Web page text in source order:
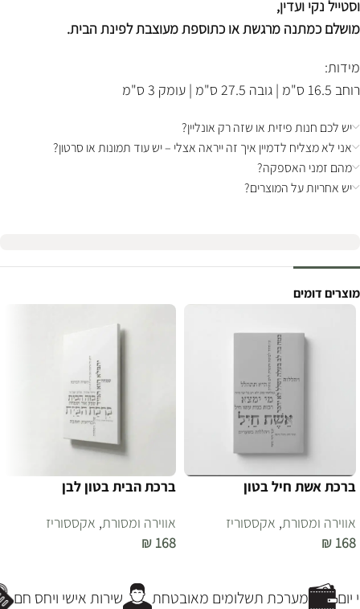
וסטייל נקי ועדין,
מושלם כמתנה מרגשת או כתוספת מעוצבת לפינת הבית.
מידות:
רוחב 16.5 ס"מ | גובה 27.5 ס"מ | עומק 3 ס"מ
יש לכם חנות פיזית או שזה רק אונליין?
אני לא מצליח לדמיין איך זה ייראה אצלי – יש עוד תמונות או סרטון?
מהם זמני האספקה?
יש אחריות על המוצרים?
מוצרים דומים
ברכת אשת חיל בטון
אווירה ומסורת, אקססוריז
₪ 168
ברכת הבית בטון לבן
אווירה ומסורת, אקססוריז
₪ 168
שירות אישי ויחס חם מערכת תשלומים מאובטחת